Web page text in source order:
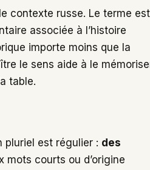
contexte russe. Le terme est
associée à l’histoire
importe moins que la
le sens aide à le
table.
pluriel est régulier : des
mots courts ou d’origine